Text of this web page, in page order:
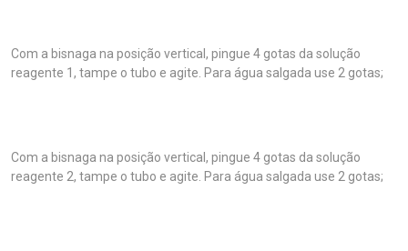
Com a bisnaga na posição vertical, pingue 4 gotas da solução
reagente 1, tampe o tubo e agite. Para água salgada use 2 gotas;
Com a bisnaga na posição vertical, pingue 4 gotas da solução
reagente 2, tampe o tubo e agite. Para água salgada use 2 gotas;